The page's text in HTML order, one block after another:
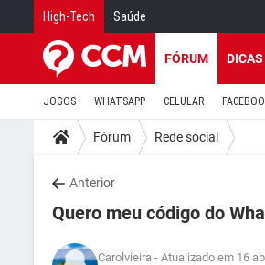
High-Tech Saúde
FÓRUM DICAS
JOGOS WHATSAPP CELULAR
Fórum Rede social
Anterior
Quero meu código do
Carolvieira - Atualizado em 16